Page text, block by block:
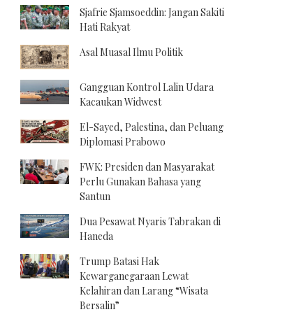
Sjafrie Sjamsoeddin: Jangan Sakiti
Hati Rakyat
Asal Muasal Ilmu Politik
Gangguan Kontrol Lalin Udara
Kacaukan Widwest
El-Sayed, Palestina, dan Peluang
Diplomasi Prabowo
FWK: Presiden dan Masyarakat
Perlu Gunakan Bahasa yang
Santun
Dua Pesawat Nyaris Tabrakan di
Haneda
Trump Batasi Hak
Kewarganegaraan Lewat
Kelahiran dan Larang “Wisata
Bersalin”